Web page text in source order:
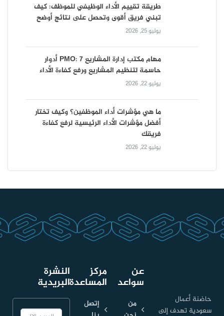
طريقة تقييم الأداء الوظيفي للموظف: كيف
تبني فريق أقوى وتحصل على نتائج أوضح
يوليو 25, 2026
مهام مكتب إدارة المشاريع PMO: 7 أدوار
حاسمة لتنظيم المشاريع ورفع كفاءة الأداء
يوليو 22, 2026
ما هي مؤشرات أداء الموظفين؟ وكيف تختار
أفضل مؤشرات الأداء الرئيسية لرفع كفاءة
فريقك
يوليو 22, 2026
حاضنة أعمال
سعودية تهدف إلى
عن
سواعد
من
مركز
المساعدة
إتصل
النشرة
البريدية